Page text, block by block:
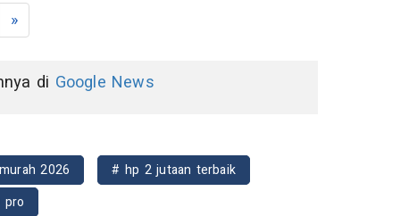
»
di Google News
2026
# hp 2 jutaan terbaik